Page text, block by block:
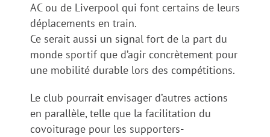
AC ou de Liverpool qui font certains de leurs
déplacements en train.
Ce serait aussi un signal fort de la part du
monde sportif que d’agir concrètement pour
une mobilité durable lors des compétitions.
Le club pourrait envisager d’autres actions
en parallèle, telle que la facilitation du
covoiturage pour les supporters-